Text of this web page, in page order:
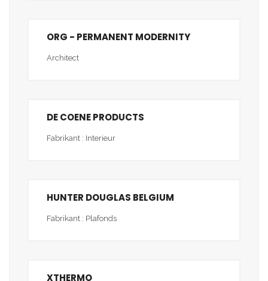
ORG - PERMANENT MODERNITY
Architect
DE COENE PRODUCTS
Fabrikant : Interieur
HUNTER DOUGLAS BELGIUM
Fabrikant : Plafonds
XTHERMO